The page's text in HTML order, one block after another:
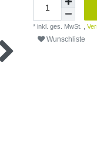
* inkl. ges. MwSt. ,
Wunschliste